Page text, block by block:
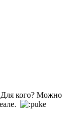
Для кого? Можно